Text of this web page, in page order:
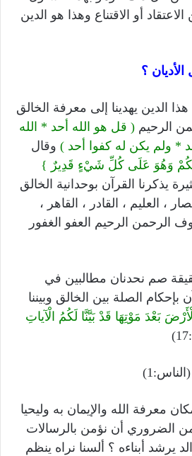
أو الاقتناع وهذا هو الدين
؟
الدين يهدينا إلى معرفة الخالق
الرحيم ( قل هو الله أحد * الله
* ولم يكن له كفوا أحد ) وقال
وَهُوَ عَلَى كُلِّ شَيْءٍ قَدِيرٌ }
يذكرنا القرآن بوحدانية الخالق
، العليم ، القادر ، القاهر ،
الرحمن الرحيم العفو الغفور
صم نحدنان مطالبين في
الصلة بين الخالق وبيننا
بَعْدَ مَوْتِهَا قَدْ بَيَّنَّا لَكُمُ الْآياتِ
(الناس:1)
معرفة الله والإيمان به وليحيا
من الضروري أن نؤمن بالرسالات
يرشد أبناءه ؟ ألسنا نراه ينظم